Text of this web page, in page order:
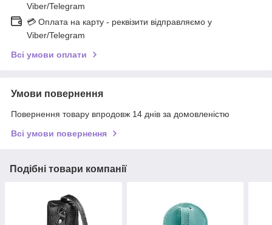
Viber/Telegram
💳 Оплата на карту - реквізити відправляємо у
Viber/Telegram
Всі умови оплати
Умови повернення
Повернення товару впродовж 14 днів за домовленістю
Всі умови повернення
Подібні товари компанії